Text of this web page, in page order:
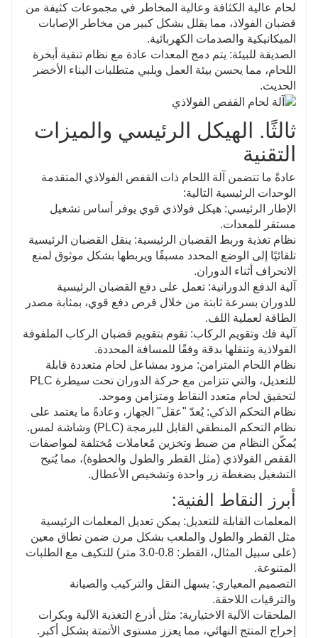
لحام عالية الكثافة وعالية المخاطر في مجموعات كثيفة من
قضبان الفولاذ، مما يقلل بشكل كبير من مخاطر الإصابات
الميكانيكية والصدمات الكهربائية.
الصديقة للبيئة: يتم دمج المعدات عادة مع نظام تنقية أبخرة
اللحام، مما يحسن بيئة العمل ويلبي متطلبات البناء الأخضر
الحديث.
ثالثًا. الهيكل الرئيسي والميزات
التقنية
عادةً ما تتضمن آلة اللحام ذات القفص الفولاذي المتقدمة
الوحدات الرئيسية التالية:
الإطار الرئيسي: هيكل فولاذي قوي يوفر أساس تشغيل
مستقر للمعدات.
نظام تغذية وربط القضبان الرئيسية: ينقل القضبان الرئيسية
تلقائيًا إلى الوضع المحدد مسبقًا ويربطها بشكل موثوق لمنع
الانحراف أثناء الدوران.
آلية الدفع الدورانية: تعمل على دفع القضبان الرئيسية
للدوران بسرعة ثابتة من خلال قرص دفع قوي، بمثابة مصدر
الطاقة لعملية اللف.
آلية فك وتقويم الركاب: تقوم بتقويم قضبان الركاب الملفوفة
الفولاذية وتنقلها بدقة وفقًا للمسافة المحددة.
نظام اللحام المتزامن: مزود بمشاعل لحام متعددة قابلة
للتعديل، والتي تتزامن مع حركة الدوران تحت سيطرة PLC
لتحقيق لحام متعدد النقاط ومتزامن وموحد.
نظام التحكم الذكي: يُعدّ "عقل" الجهاز، وعادةً ما يعتمد على
نظام التحكم المنطقي القابل للبرمجة (PLC) وشاشة لمس.
يُمكّن النظام من ضبط وتخزين مُعاملات مُختلفة لمواصفات
القفص الفولاذي (مثل القطر والطول والخطوة)، مما يُتيح
التشغيل بضغطة زر واحدة وتشخيص الأعطال.
أبرز النقاط الفنية:
المعلمات القابلة للتعديل: يمكن تعديل المعلمات الرئيسية
مثل القطر والطول والملعب بشكل مرن ضمن نطاق معين
(على سبيل المثال، القطر: 0.8-3.0 متر) للتكيف مع الطلبات
المتنوعة.
التصميم المعياري: يسهل النقل والتركيب والصيانة
والترقيات اللاحقة.
الملحقات الآلية الاختيارية: مثل أذرع التغذية الآلية وبكرات
إخراج المنتج النهائي، مما يعزز مستوى الأتمتة بشكل أكبر.